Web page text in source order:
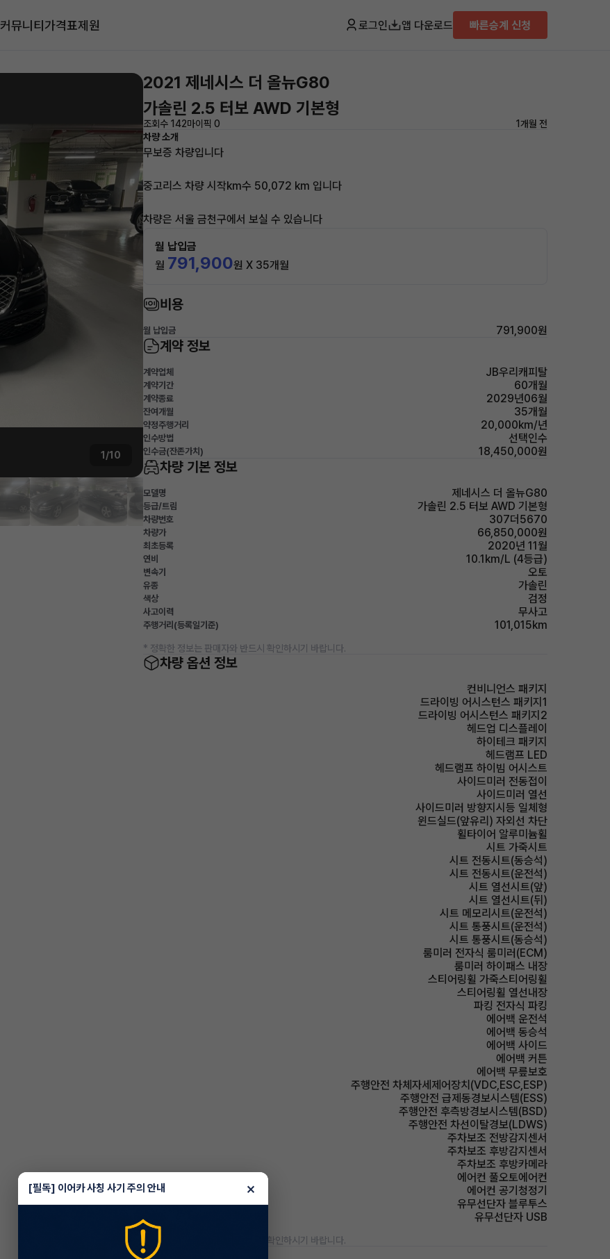
커뮤니티가격표제원 로그인 앱 다운로드 빠른승계 신청
1/10
2021 제네시스 더 올뉴G80
가솔린 2.5 터보 AWD 기본형
조회수 142마이픽 0
1개월 전
차량 소개
무보증 차량입니다
중고리스 차량 시작km수 50,072 km 입니다
차량은 서울 금천구에서 보실 수 있습니다
월 납입금
월 791,900원 X 35개월
비용
월 납입금 791,900원
계약 정보
계약업체 JB우리캐피탈
계약기간 60개월
계약종료 2029년06월
잔여개월 35개월
약정주행거리 20,000km/년
인수방법 선택인수
인수금(잔존가치) 18,450,000원
차량 기본 정보
모델명 제네시스 더 올뉴G80
등급/트림 가솔린 2.5 터보 AWD 기본형
차량번호 307더5670
차량가 66,850,000원
최초등록 2020년 11월
연비 10.1km/L (4등급)
변속기 오토
유종 가솔린
색상 검정
사고이력 무사고
주행거리(등록일기준) 101,015km
* 정확한 정보는 판매자와 반드시 확인하시기 바랍니다.
차량 옵션 정보
컨비니언스 패키지
드라이빙 어시스턴스 패키지1
드라이빙 어시스턴스 패키지2
헤드업 디스플레이
하이테크 패키지
헤드램프 LED
헤드램프 하이빔 어시스트
사이드미러 전동접이
사이드미러 열선
사이드미러 방향지시등 일체형
윈드실드(앞유리) 자외선 차단
휠타이어 알루미늄휠
시트 가죽시트
시트 전동시트(동승석)
시트 전동시트(운전석)
시트 열선시트(앞)
시트 열선시트(뒤)
시트 메모리시트(운전석)
시트 통풍시트(운전석)
시트 통풍시트(동승석)
룸미러 전자식 룸미러(ECM)
룸미러 하이패스 내장
스티어링휠 가죽스티어링휠
스티어링휠 열선내장
파킹 전자식 파킹
에어백 운전석
에어백 동승석
에어백 사이드
에어백 커튼
에어백 무릎보호
주행안전 차체자세제어장치(VDC,ESC,ESP)
주행안전 급제동경보시스템(ESS)
주행안전 후측방경보시스템(BSD)
주행안전 차선이탈경보(LDWS)
주차보조 전방감지센서
주차보조 후방감지센서
주차보조 후방카메라
에어컨 풀오토에어컨
에어컨 공기청정기
유무선단자 블루투스
유무선단자 USB
* 정확한 정보는 판매자와 반드시 확인하시기 바랍니다.
[필독] 이어카 사칭 사기 주의 안내 ×